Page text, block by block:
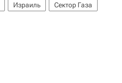
Израиль Сектор Газа